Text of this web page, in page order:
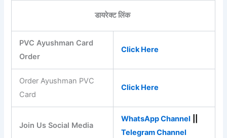
डायरेक्ट लिंक
PVC Ayushman Card
Order
Click Here
Order Ayushman PVC
Card
Click Here
Join Us Social Media
WhatsApp Channel
Telegram Channel